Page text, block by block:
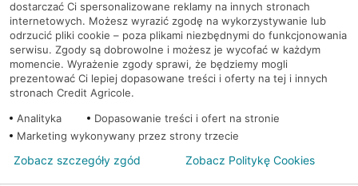
Regulamin serwisu
Mapa serwisu
PolitykaCookies
© 2026 Credit Agricole Bank Polska S.A. Wszelkie prawa zastrzeżone
dostarczać Ci spersonalizowane reklamy na innych stronach
internetowych. Możesz wyrazić zgodę na wykorzystywanie lub
odrzucić pliki cookie – poza plikami niezbędnymi do funkcjonowania
serwisu. Zgody są dobrowolne i możesz je wycofać w każdym
momencie. Wyrażenie zgody sprawi, że będziemy mogli
prezentować Ci lepiej dopasowane treści i oferty na tej i innych
stronach Credit Agricole.
Analityka
Dopasowanie treści i ofert na stronie
Marketing wykonywany przez strony trzecie
Zobacz szczegóły zgód Zobacz Politykę Cookies